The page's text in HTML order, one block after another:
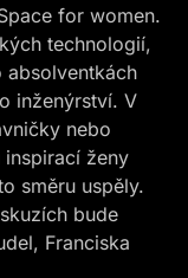
for women.
technologií,
inženýrství. V
nebo
ženy
směru uspěly.
bude
Franciska